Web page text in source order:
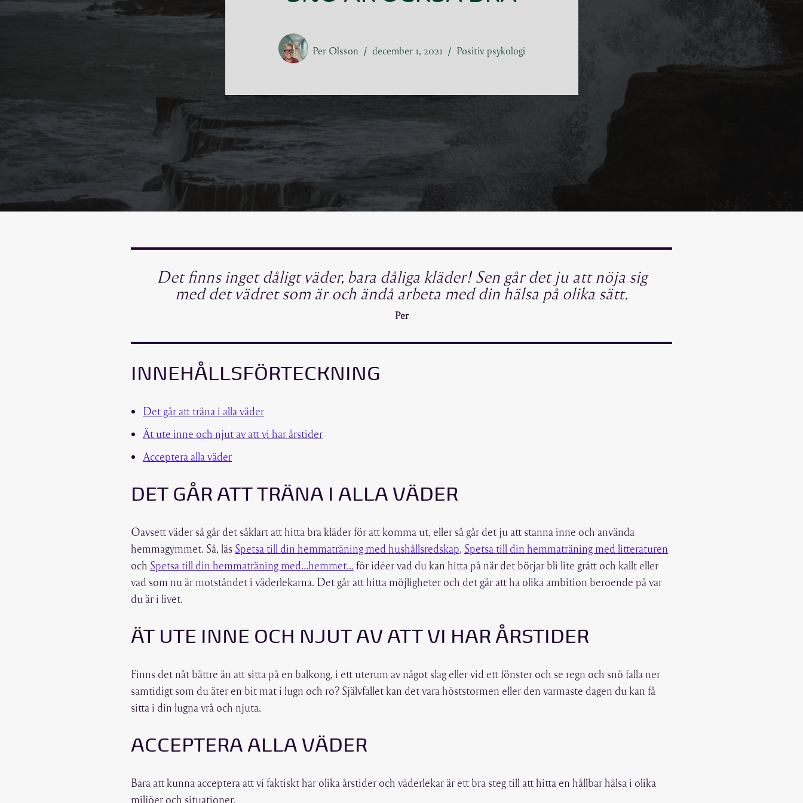
Per Olsson december 1, 2021 Positiv psykologi
Det finns inget dåligt väder, bara dåliga kläder! Sen går det ju att nöja sig
med det vädret som är och ändå arbeta med din hälsa på olika sätt.
Per
INNEHÅLLSFÖRTECKNING
Det går att träna i alla väder
Ät ute inne och njut av att vi har årstider
Acceptera alla väder
DET GÅR ATT TRÄNA I ALLA VÄDER
Oavsett väder så går det såklart att hitta bra kläder för att komma ut, eller så går det ju att stanna inne och använda
hemmagymmet. Så, läs Spetsa till din hemmaträning med hushållsredskap, Spetsa till din hemmaträning med litteraturen
och Spetsa till din hemmaträning med…hemmet… för idéer vad du kan hitta på när det börjar bli lite grått och kallt eller
vad som nu är motståndet i väderlekarna. Det går att hitta möjligheter och det går att ha olika ambition beroende på var
du är i livet.
ÄT UTE INNE OCH NJUT AV ATT VI HAR ÅRSTIDER
Finns det nåt bättre än att sitta på en balkong, i ett uterum av något slag eller vid ett fönster och se regn och snö falla ner
samtidigt som du äter en bit mat i lugn och ro? Självfallet kan det vara höststormen eller den varmaste dagen du kan få
sitta i din lugna vrå och njuta.
ACCEPTERA ALLA VÄDER
Bara att kunna acceptera att vi faktiskt har olika årstider och väderlekar är ett bra steg till att hitta en hållbar hälsa i olika
miljöer och situationer.